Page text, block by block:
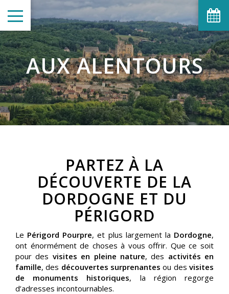
AUX ALENTOURS
PARTEZ À LA
DÉCOUVERTE DE LA
DORDOGNE ET DU
PÉRIGORD
Le Périgord Pourpre, et plus largement la Dordogne,
ont énormément de choses à vous offrir. Que ce soit
pour des visites en pleine nature, des activités en
famille, des découvertes surprenantes ou des visites
de monuments historiques, la région regorge
d’adresses incontournables.